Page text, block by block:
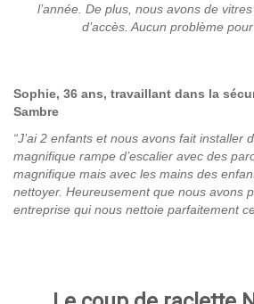
l’année. De plus, nous avons de
d’accès. Aucun problème
Sophie, 36 ans, travaillant dans la
Sambre
“J’ai 2 enfants et nous avons fait installer
magnifique rampe d’escalier avec des
magnifique mais avec les mains des
nettoyer. Heureusement que nous avons
entreprise qui nous nettoie parfaitement